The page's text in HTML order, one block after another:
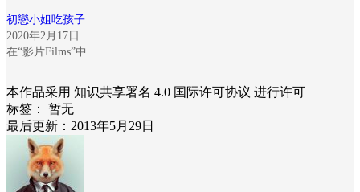
初戀小姐吃孩子
2020年2月17日
在“影片Films”中
本作品采用 知识共享署名 4.0 国际许可协议 进行许可
标签：
暂无
最后更新：2013年5月29日